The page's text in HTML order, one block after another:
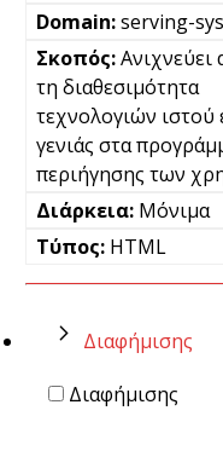
serving-
Ανιχνεύει
τη διαθεσιμότητα
τεχνολογιών ιστού
γενιάς στα
περιήγησης των
Μόνιμα
HTML
Διαφήμισης
Διαφήμισης